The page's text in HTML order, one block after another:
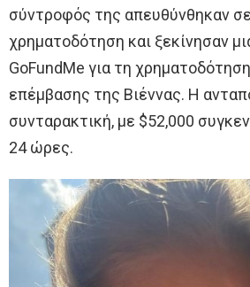
σύντροφός της απευθύνθηκαν σε
χρηματοδότηση και ξεκίνησαν
GoFundMe για τη
επέμβασης της Βιέννας. Η
συνταρακτική, με $52,000
24 ώρες.